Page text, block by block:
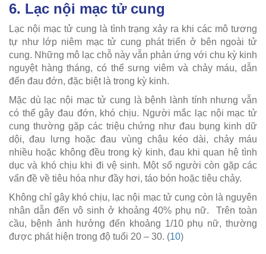
6. Lạc nội mạc tử cung
Lạc nội mạc tử cung là tình trạng xảy ra khi các mô tương
tự như lớp niêm mạc tử cung phát triển ở bên ngoài tử
cung. Những mô lạc chỗ này vẫn phản ứng với chu kỳ kinh
nguyệt hàng tháng, có thể sưng viêm và chảy máu, dẫn
đến đau đớn, đặc biệt là trong kỳ kinh.
Mặc dù lạc nội mạc tử cung là bệnh lành tính nhưng vẫn
có thể gây đau đớn, khó chịu. Người mắc lạc nội mạc tử
cung thường gặp các triệu chứng như đau bụng kinh dữ
dội, đau lưng hoặc đau vùng chậu kéo dài, chảy máu
nhiều hoặc không đều trong kỳ kinh, đau khi quan hệ tình
dục và khó chịu khi đi vệ sinh. Một số người còn gặp các
vấn đề về tiêu hóa như đầy hơi, táo bón hoặc tiêu chảy.
Không chỉ gây khó chịu, lạc nội mạc tử cung còn là nguyên
nhân dẫn đến vô sinh ở khoảng 40% phụ nữ. Trên toàn
cầu, bệnh ảnh hưởng đến khoảng 1/10 phụ nữ, thường
được phát hiện trong độ tuổi 20 – 30. (10)